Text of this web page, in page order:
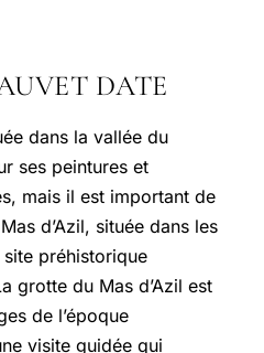
DATE
dans la vallée du
ses peintures et
mais il est important de
d’Azil, située dans les
site préhistorique
grotte du Mas d’Azil est
de l’époque
visite guidée qui